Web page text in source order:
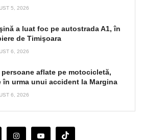
5, 2026
a luat foc pe autostrada A1, în
de Timişoara
6, 2026
persoane aflate pe motocicletă,
în urma unui accident la Margina
6, 2026